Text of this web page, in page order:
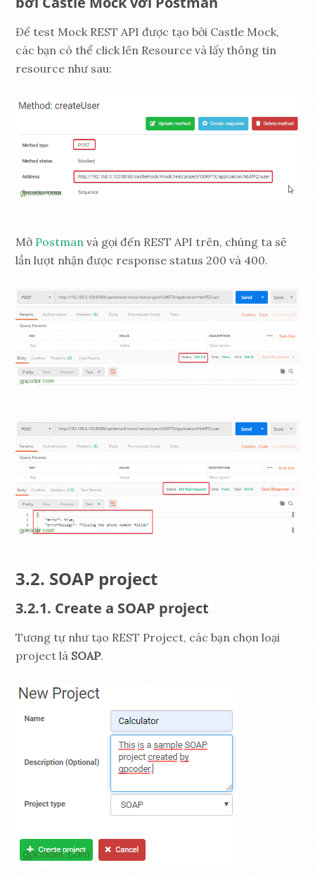
Để test Mock REST API được tạo bởi Castle Mock,
các bạn có thể click lên Resource và lấy thông tin
resource như sau:
Mở Postman và gọi đến REST API trên, chúng ta sẽ
lần lượt nhận được response status 200 và 400.
SOAP project
Create a SOAP project
Tương tự như tạo REST Project, các bạn chọn loại
project là SOAP.